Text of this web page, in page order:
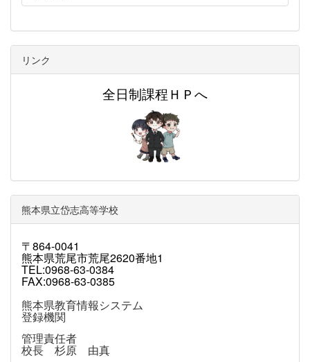
リンク
全日制課程ＨＰへ
熊本県立岱志高等学校
〒864-0041
熊本県荒尾市荒尾2620番地1
TEL:0968-63-0384
FAX:0968-63-0385
熊本県教育情報システム
登録機関
管理責任者
校長 杉原 由真